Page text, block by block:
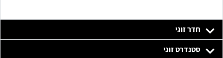
חדר זוגי
סטנדרט זוגי